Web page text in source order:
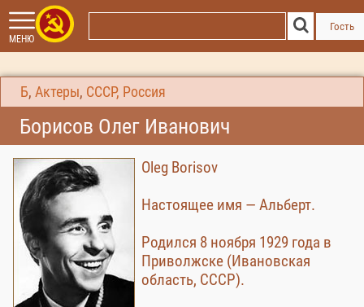
МЕНЮ
Гость
Б, Актеры, СССР, Россия
Борисов Олег Иванович
Oleg Borisov
Настоящее имя — Альберт.
Родился 8 ноября 1929 года в
Приволжске (Ивановская
область, СССР).